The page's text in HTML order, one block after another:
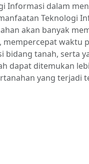
Informasi dalam
Teknologi
akan banyak
mempercepat waktu
bidang tanah, serta
dapat ditemukan
yang terjadi